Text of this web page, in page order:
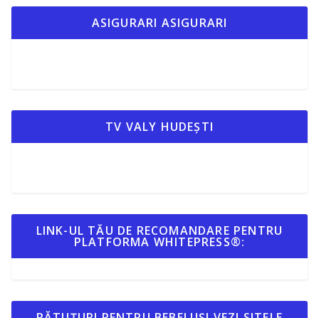
ASIGURARI ASIGURARI
TV VALY HUDEȘTI
LINK-UL TĂU DE RECOMANDARE PENTRU
PLATFORMA WHITEPRESS®: